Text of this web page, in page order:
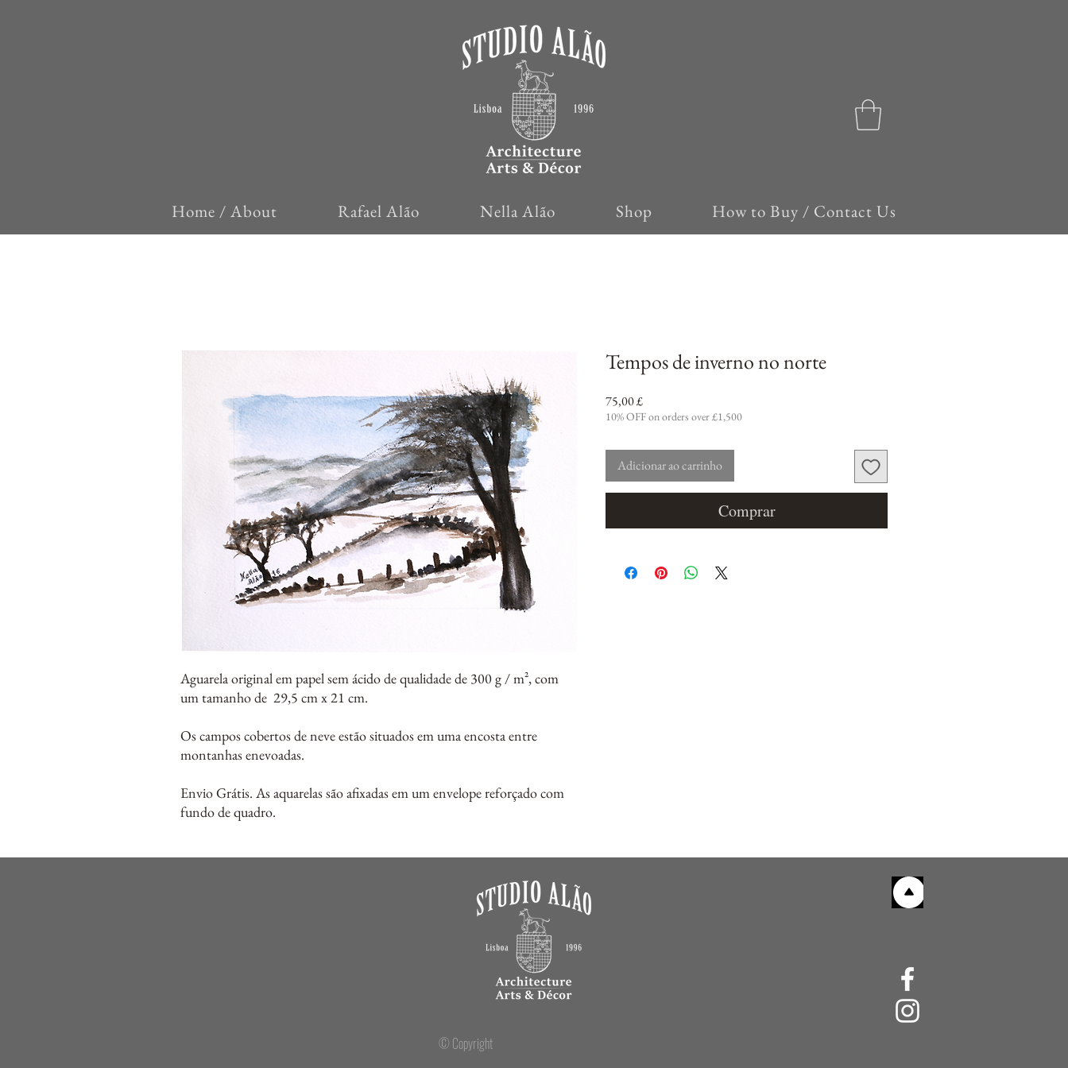
Home / About Rafael Alão Nella Alão Shop How to Buy / Contact Us
Aguarela original em papel sem ácido de qualidade de 300 g / m², com
um tamanho de 29,5 cm x 21 cm.
Os campos cobertos de neve estão situados em uma encosta entre
montanhas enevoadas.
Envio Grátis. As aquarelas são afixadas em um envelope reforçado com
fundo de quadro.
Tempos de inverno no norte
75,00 £Preço
10% OFF on orders over £1,500
Adicionar ao carrinho
Comprar
© Copyright